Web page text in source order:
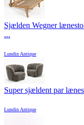
Sjælden Wegner
...
Lundin Antique
Super sjældent par
Lundin Antique